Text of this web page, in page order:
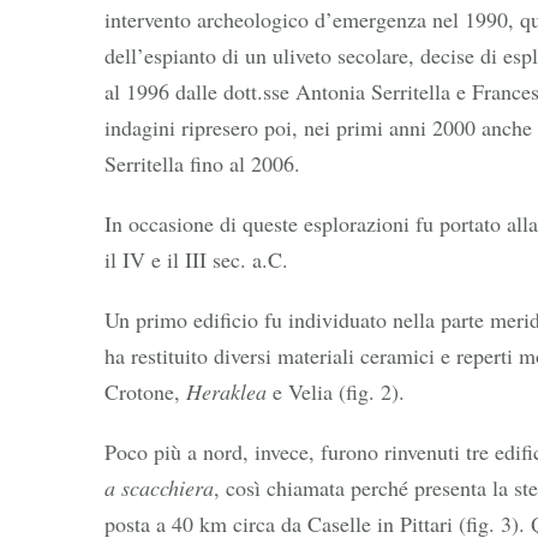
intervento archeologico d’emergenza nel 1990,
dell’espianto di un uliveto secolare, decise di
al 1996 dalle dott.sse Antonia Serritella e
indagini ripresero poi, nei primi anni 2000
Serritella fino al 2006.
In occasione di queste esplorazioni fu portato
il IV e il III sec. a.C.
Un primo edificio fu individuato nella parte
ha restituito diversi materiali ceramici e reperti
Crotone, Heraklea e Velia (fig. 2).
Poco più a nord, invece, furono rinvenuti tre
a scacchiera, così chiamata perché presenta la
posta a 40 km circa da Caselle in Pittari (fig. 3).